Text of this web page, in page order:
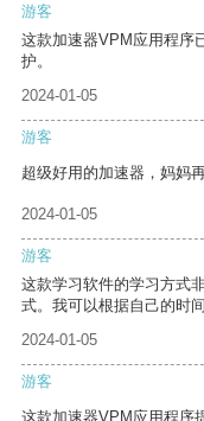
游客
这款加速器VPM应用程序
护。
2024-01-05
游客
超级好用的加速器，妈妈
2024-01-05
游客
这款学习软件的学习方式
式。我可以根据自己的时
2024-01-05
游客
这款加速器VPM应用程序